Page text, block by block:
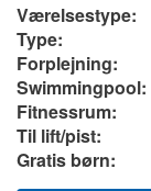
Værelsestype:
Type:
Forplejning:
Swimmingpool:
Fitnessrum:
Til lift/pist:
Gratis børn: